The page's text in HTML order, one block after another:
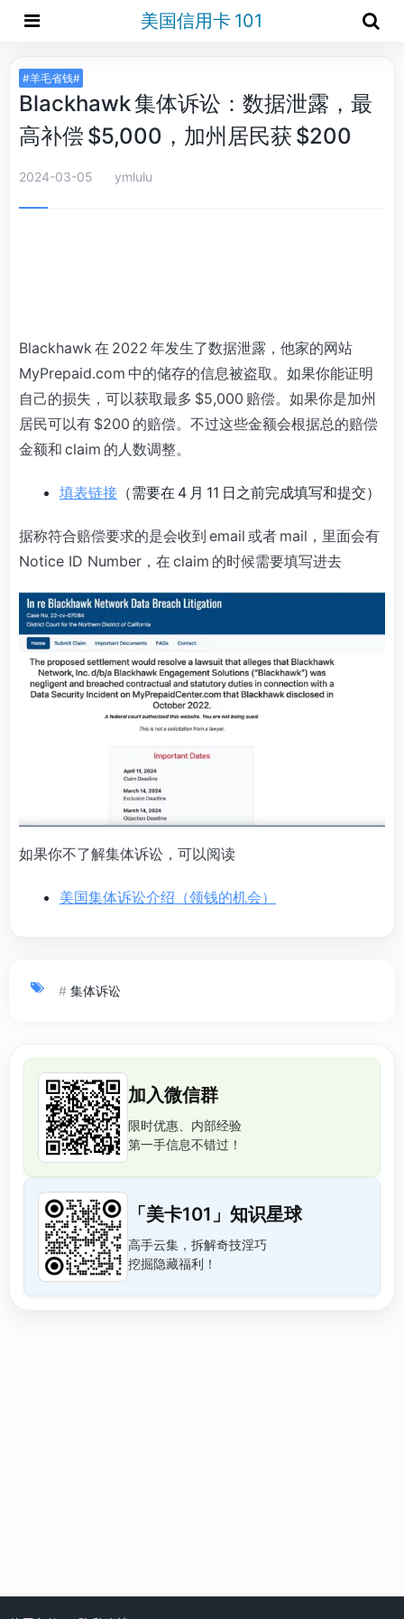
美国信用卡 101
#羊毛省钱#
Blackhawk 集体诉讼：数据泄露，最
高补偿 $5,000，加州居民获 $200
2024-03-05 ymlulu
Blackhawk 在 2022 年发生了数据泄露，他家的网站
MyPrepaid.com 中的储存的信息被盗取。如果你能证明
自己的损失，可以获取最多 $5,000 赔偿。如果你是加州
居民可以有 $200 的赔偿。不过这些金额会根据总的赔偿
金额和 claim 的人数调整。
填表链接 （需要在 4 月 11 日之前完成填写和提交）
据称符合赔偿要求的是会收到 email 或者 mail，里面会有
Notice ID Number，在 claim 的时候需要填写进去
如果你不了解集体诉讼，可以阅读
美国集体诉讼介绍（领钱的机会）
# 集体诉讼
加入微信群
限时优惠、内部经验
第一手信息不错过！
「美卡101」知识星球
高手云集，拆解奇技淫巧
挖掘隐藏福利！